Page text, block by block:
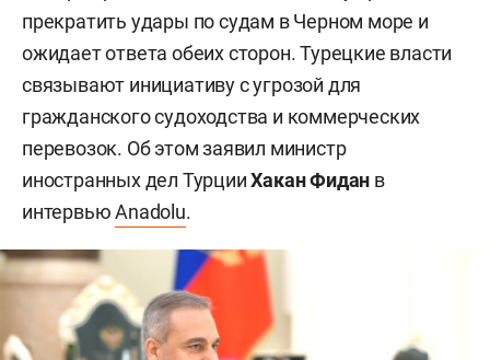
прекратить удары по судам в Черном море и
ожидает ответа обеих сторон. Турецкие власти
связывают инициативу с угрозой для
гражданского судоходства и коммерческих
перевозок. Об этом заявил министр
иностранных дел ТурцииХакан Фидан в
интервьюAnadolu.